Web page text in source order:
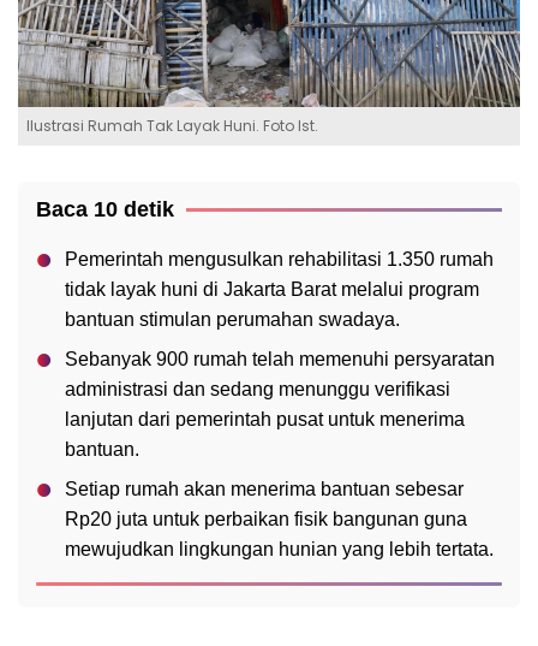
Ilustrasi Rumah Tak Layak Huni. Foto Ist.
Baca 10 detik
Pemerintah mengusulkan rehabilitasi 1.350 rumah
tidak layak huni di Jakarta Barat melalui program
bantuan stimulan perumahan swadaya.
Sebanyak 900 rumah telah memenuhi persyaratan
administrasi dan sedang menunggu verifikasi
lanjutan dari pemerintah pusat untuk menerima
bantuan.
Setiap rumah akan menerima bantuan sebesar
Rp20 juta untuk perbaikan fisik bangunan guna
mewujudkan lingkungan hunian yang lebih tertata.